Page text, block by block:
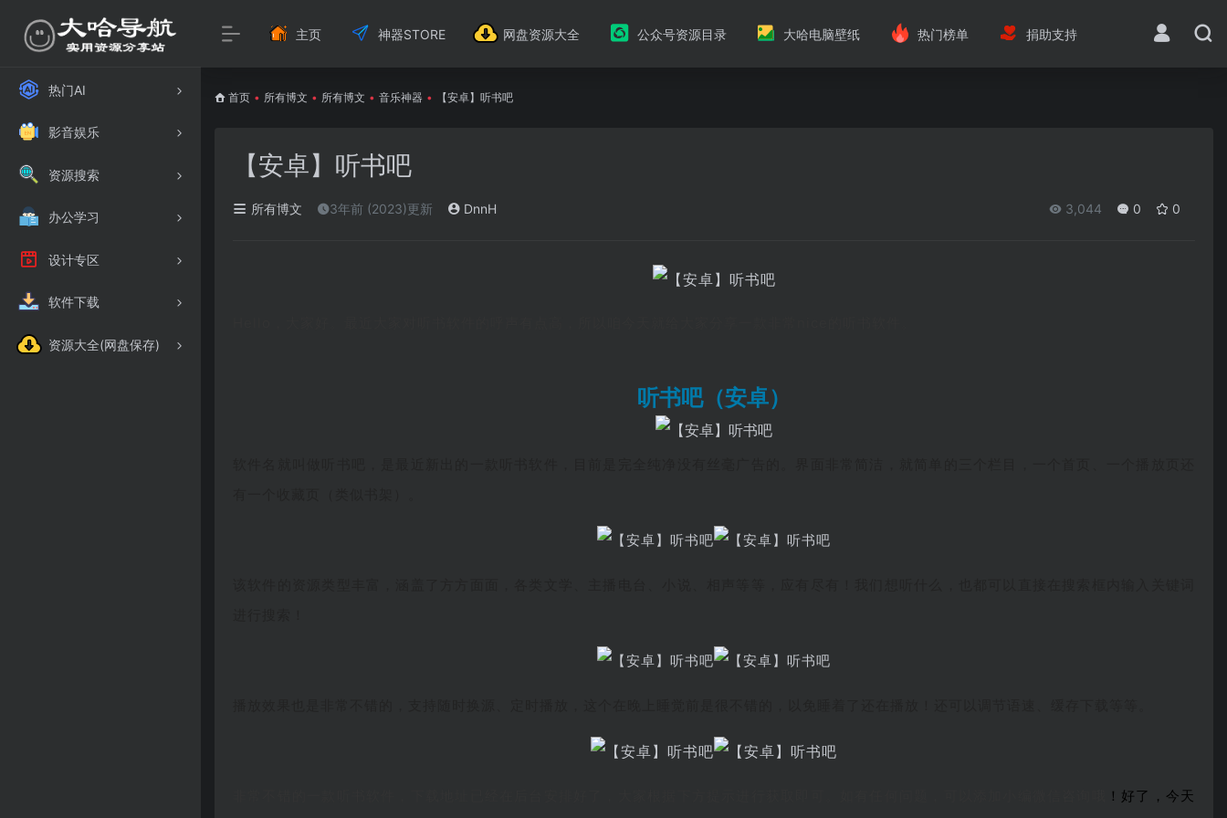
热门AI
影音娱乐
资源搜索
办公学习
设计专区
软件下载
资源大全(网盘保存)
主页 神器STORE 网盘资源大全 公众号资源目录 大哈电脑壁纸 热门榜单 捐助支持
首页 • 所有博文 • 所有博文 • 音乐神器 • 【安卓】听书吧
【安卓】听书吧
所有博文 3年前 (2023)更新 DnnH 3,044 0 0
听书吧（安卓）
！好了，今天